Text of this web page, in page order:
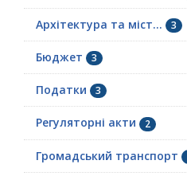
Архітектура та міст... 3
Бюджет 3
Податки 3
Регуляторні акти 2
Громадський транспорт